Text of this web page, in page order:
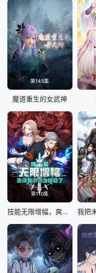
第145集
魔道重生的女武神
第110集
技能无限增幅，爽得我不想当辅助了！动态漫画